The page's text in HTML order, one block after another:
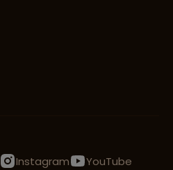
Instagram
YouTube